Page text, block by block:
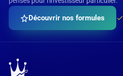
Découvrir nos formules